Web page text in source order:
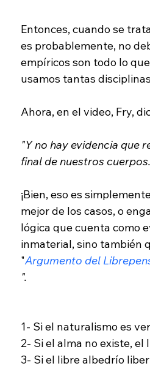
Entonces, cuando se
es probablemente, no
empíricos son todo lo
usamos tantas
"Y no hay evidencia que
final de nuestros
¡Bien, eso es
mejor de los casos, o
lógica que cuenta como
inmaterial, sino también
"Argumento del
".
1- Si el naturalismo es
2- Si el alma no existe,
3- Si el libre albedrío